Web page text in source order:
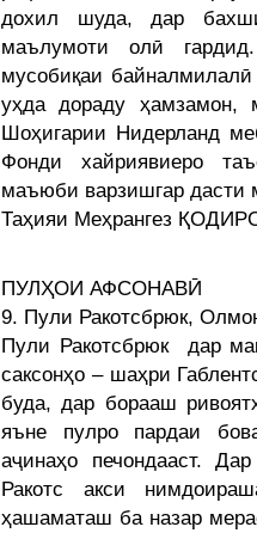
дохил шуда, дар
маълумоти олӣ
мусобиқаи
уҳда дораду ҳамзамон,
Шоҳигарии Нидерланд
Фонди хайриявиеро
маъюби варзишгар
Таҳияи Меҳрангез
ПУЛҲОИ АФСОНАВӢ
9. Пули Ракотсбрюк,
Пули Ракотсбрюк дар
саксонҳо – шаҳри
буда, дар борааш
яъне пулро пардаи
аҷинаҳо печондааст.
Ракотс акси
ҳашаматаш ба назар